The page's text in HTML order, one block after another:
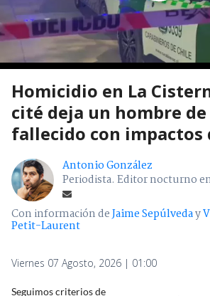
Homicidio en La
cité deja un hombre de
fallecido con impactos
Antonio González
Periodista. Editor nocturno
Con información deJaime Sepúlveday
Petit-Laurent
Viernes 07 Agosto, 2026 | 01:00
Seguimos criterios de